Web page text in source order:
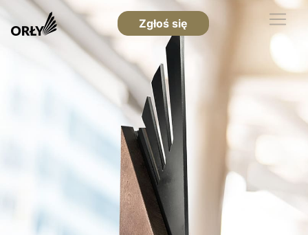
Zgłoś się